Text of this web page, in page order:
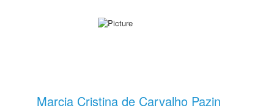
Marcia Cristina de Carvalho Pazin